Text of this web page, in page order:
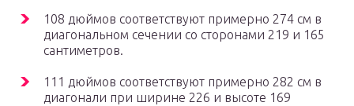
108 дюймов соответствуют примерно 274 см в
диагональном сечении со сторонами 219 и 165
сантиметров.
111 дюймов соответствуют примерно 282 см в
диагонали при ширине 226 и высоте 169